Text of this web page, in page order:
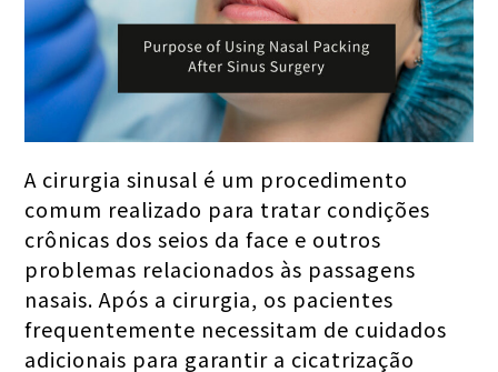
A cirurgia sinusal é um procedimento
comum realizado para tratar condições
crônicas dos seios da face e outros
problemas relacionados às passagens
nasais. Após a cirurgia, os pacientes
frequentemente necessitam de cuidados
adicionais para garantir a cicatrização